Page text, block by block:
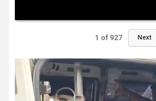
1 of 927 Next